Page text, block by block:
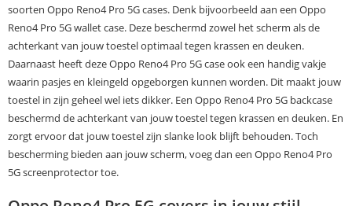
soorten Oppo Reno4 Pro 5G cases. Denk bijvoorbeeld aan een Oppo
Reno4 Pro 5G wallet case. Deze beschermd zowel het scherm als de
achterkant van jouw toestel optimaal tegen krassen en deuken.
Daarnaast heeft deze Oppo Reno4 Pro 5G case ook een handig vakje
waarin pasjes en kleingeld opgeborgen kunnen worden. Dit maakt jouw
toestel in zijn geheel wel iets dikker. Een Oppo Reno4 Pro 5G backcase
beschermd de achterkant van jouw toestel tegen krassen en deuken. En
zorgt ervoor dat jouw toestel zijn slanke look blijft behouden. Toch
bescherming bieden aan jouw scherm, voeg dan een Oppo Reno4 Pro
5G screenprotector toe.